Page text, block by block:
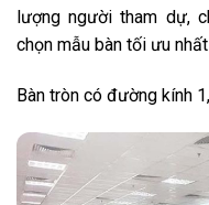
lượng người tham dự,
chọn mẫu bàn tối ưu
Bàn tròn có đường kính